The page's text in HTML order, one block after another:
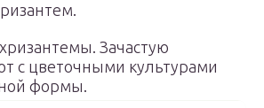
Зачастую
с цветочными культурами
формы.